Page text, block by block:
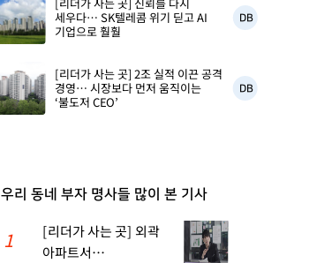
세우다… SK텔레콤 위기 딛고 AI
기업으로 훨훨
DB
[리더가 사는 곳] 2조 실적 이끈 공격
경영… 시장보다 먼저 움직이는
‘불도저 CEO’
DB
우리 동네 부자 명사들 많이 본 기사
1
[리더가 사는 곳] 외곽
아파트서